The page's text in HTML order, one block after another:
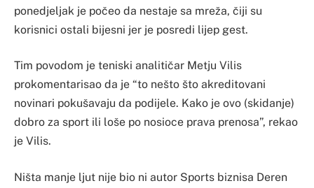
ponedjeljak je počeo da nestaje sa mreža, čiji su
korisnici ostali bijesni jer je posredi lijep gest.
Tim povodom je teniski analitičar Metju Vilis
prokomentarisao da je “to nešto što akreditovani
novinari pokušavaju da podijele. Kako je ovo (skidanje)
dobro za sport ili loše po nosioce prava prenosa”, rekao
je Vilis.
Ništa manje ljut nije bio ni autor Sports biznisa Deren